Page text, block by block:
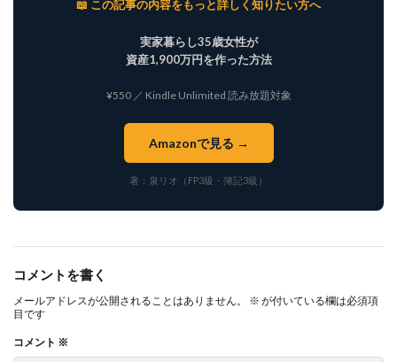
📖 この記事の内容をもっと詳しく知りたい方へ
実家暮らし35歳女性が
資産1,900万円を作った方法
¥550 ／ Kindle Unlimited 読み放題対象
Amazonで見る →
著：泉リオ（FP3級・簿記3級）
コメントを書く
メールアドレスが公開されることはありません。 ※ が付いている欄は必須項
目です
コメント ※